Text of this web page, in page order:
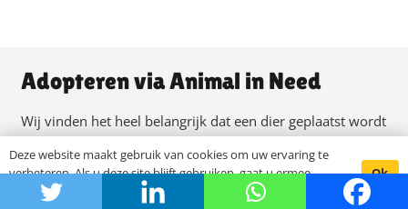
Adopteren via Animal in Need
Wij vinden het heel belangrijk dat een dier geplaatst wordt
bij een nieuwe eigenaar die weet waar hij/zij aan begint.
Daarom proberen wij zoveel mogelijk informatie te
verzamelen.
Deze website maakt gebruik van cookies om uw ervaring te
verbeteren. Als u deze site blijft gebruiken, gaat u ermee
akkoord.
Ok